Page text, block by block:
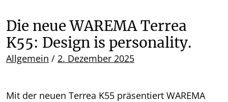
Die neue WAREMA Terrea
K55: Design is personality.
Allgemein / Posted on
2. Dezember 2025
Mit der neuen Terrea K55 präsentiert WAREMA